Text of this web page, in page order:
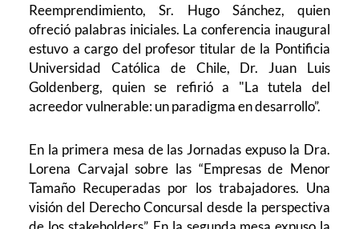
Reemprendimiento, Sr. Hugo Sánchez, quien
ofreció palabras iniciales. La conferencia inaugural
estuvo a cargo del profesor titular de la Pontificia
Universidad Católica de Chile, Dr. Juan Luis
Goldenberg, quien se refirió a "La tutela del
acreedor vulnerable: un paradigma en desarrollo”.
En la primera mesa de las Jornadas expuso la Dra.
Lorena Carvajal sobre las “Empresas de Menor
Tamaño Recuperadas por los trabajadores. Una
visión del Derecho Concursal desde la perspectiva